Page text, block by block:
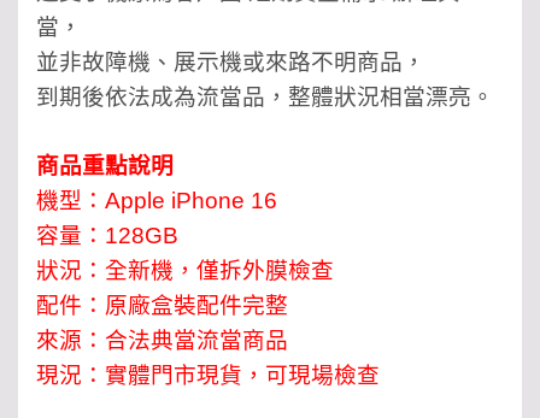
當，
並非故障機、展示機或來路不明商品，
到期後依法成為流當品，整體狀況相當漂亮。
商品重點說明
機型：Apple iPhone 16
容量：128GB
狀況：全新機，僅拆外膜檢查
配件：原廠盒裝配件完整
來源：合法典當流當商品
現況：實體門市現貨，可現場檢查